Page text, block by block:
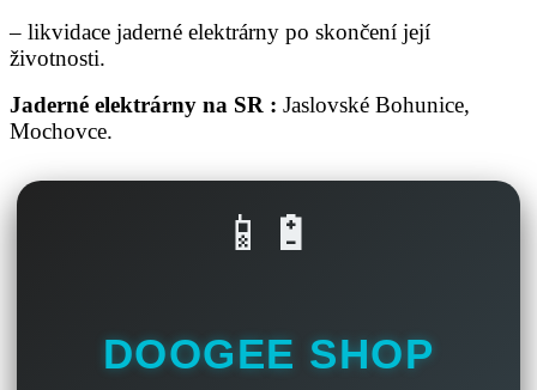
– likvidace jaderné elektrárny po skončení její
životnosti.
Jaderné elektrárny na SR : Jaslovské Bohunice,
Mochovce.
📱🔋
DOOGEE SHOP